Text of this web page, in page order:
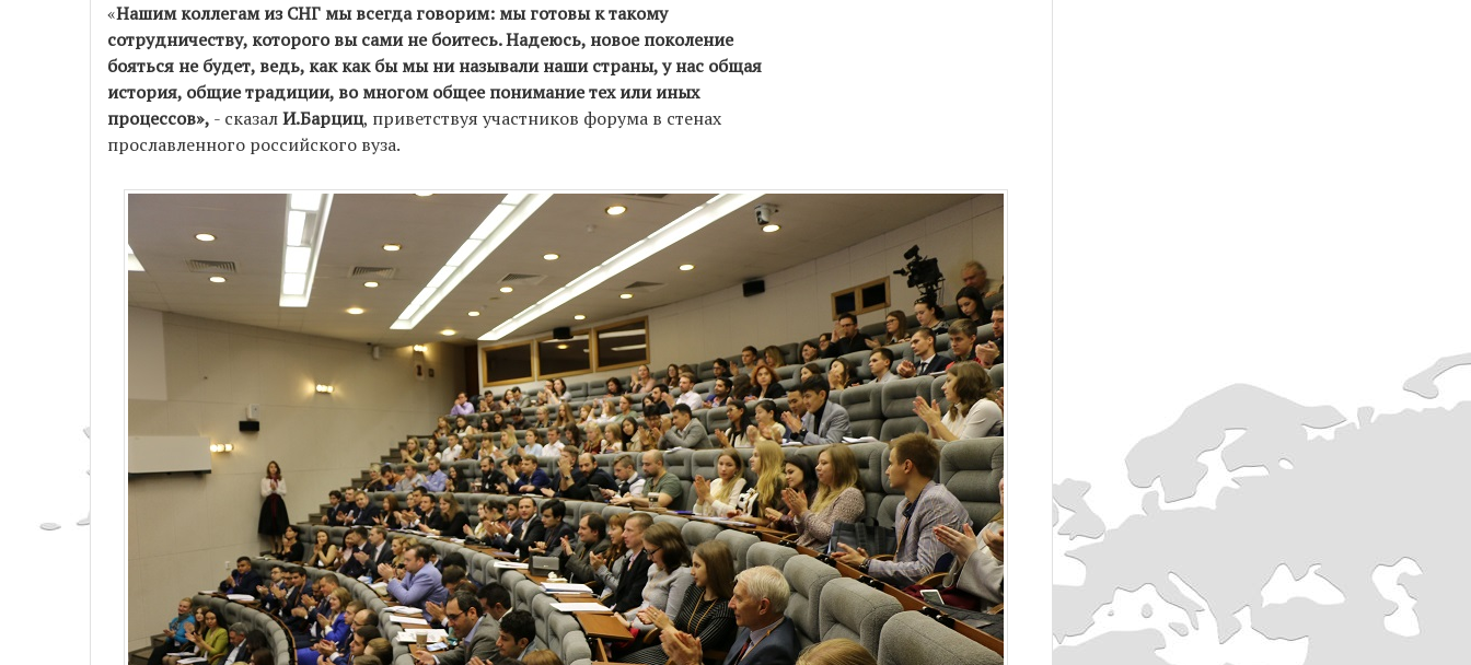
«Нашим коллегам из СНГ мы всегда говорим: мы готовы к такому
сотрудничеству, которого вы сами не боитесь. Надеюсь, новое поколение
бояться не будет, ведь, как как бы мы ни называли наши страны, у нас общая
история, общие традиции, во многом общее понимание тех или иных
процессов», - сказалИ.Барциц, приветствуя участников форума в стенах
прославленного российского вуза.